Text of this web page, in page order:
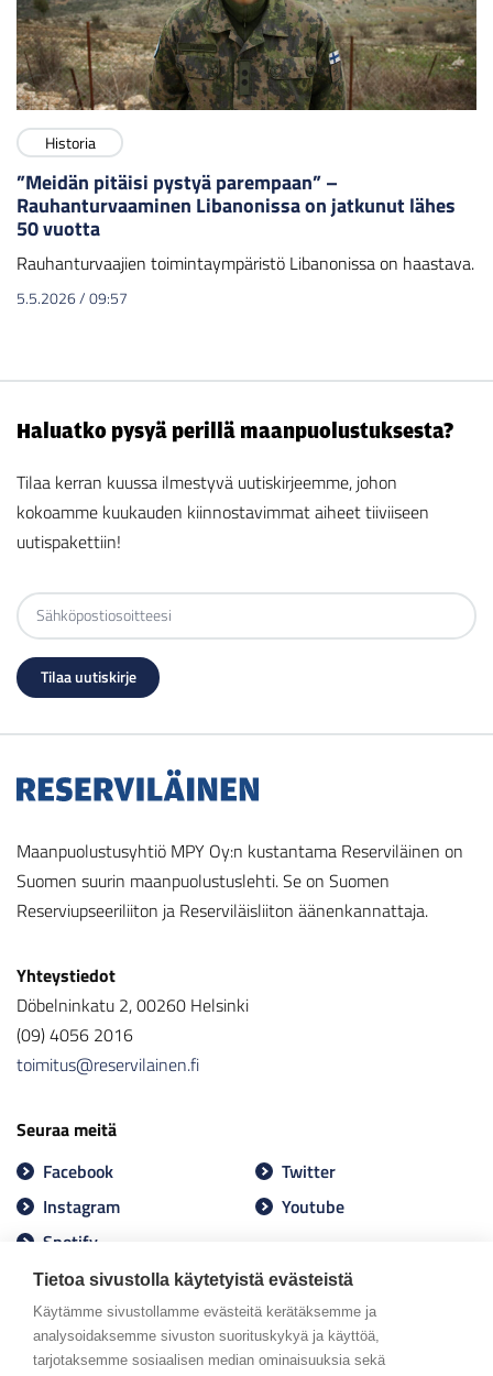
Tietoa sivustolla käytetyistä evästeistä
Käytämme sivustollamme evästeitä kerätäksemme ja
analysoidaksemme sivuston suorituskykyä ja käyttöä,
tarjotaksemme sosiaalisen median ominaisuuksia sekä
Historia
”Meidän pitäisi pystyä parempaan” –
Rauhanturvaaminen Libanonissa on jatkunut lähes
50 vuotta
Rauhanturvaajien toimintaympäristö Libanonissa on haastava.
5.5.2026/09:57
Haluatko pysyä perillä maanpuolustuksesta?
Tilaa kerran kuussa ilmestyvä uutiskirjeemme, johon
kokoamme kuukauden kiinnostavimmat aiheet tiiviiseen
uutispakettiin!
Maanpuolustusyhtiö MPY Oy:n kustantama Reserviläinen on
Suomen suurin maanpuolustuslehti. Se on Suomen
Reserviupseeriliiton ja Reserviläisliiton äänenkannattaja.
Yhteystiedot
Döbelninkatu 2, 00260 Helsinki
(09) 4056 2016
toimitus@reservilainen.fi
Seuraa meitä
Facebook
Twitter
Instagram
Youtube
Spotify